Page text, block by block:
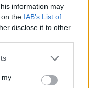
information may
the IAB’s List of
disclose it to other
my
indul az idei